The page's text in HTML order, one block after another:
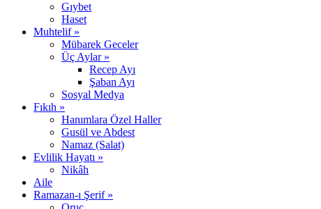
Gıybet
Haset
Muhtelif »
Mübarek Geceler
Üç Aylar »
Recep Ayı
Şaban Ayı
Sosyal Medya
Fıkıh »
Hanımlara Özel Haller
Gusül ve Abdest
Namaz (Salat)
Evlilik Hayatı »
Nikâh
Aile
Ramazan-ı Şerif »